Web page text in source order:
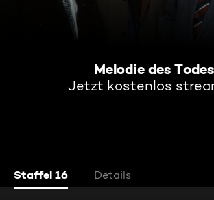
Melodie des Todes
Jetzt kostenlos
Staffel 16 Details